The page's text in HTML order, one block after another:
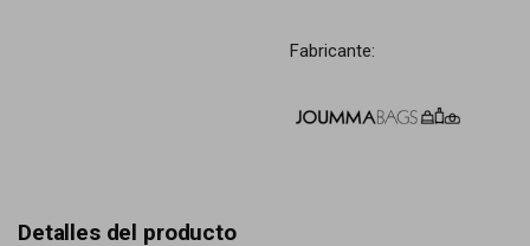
Fabricante:
Detalles del producto